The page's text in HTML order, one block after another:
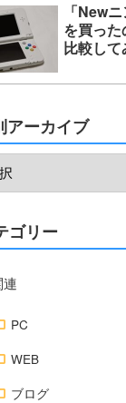
「New
を買っ
比較して
アーカイブ
ゴリー
連
PC
WEB
ブログ